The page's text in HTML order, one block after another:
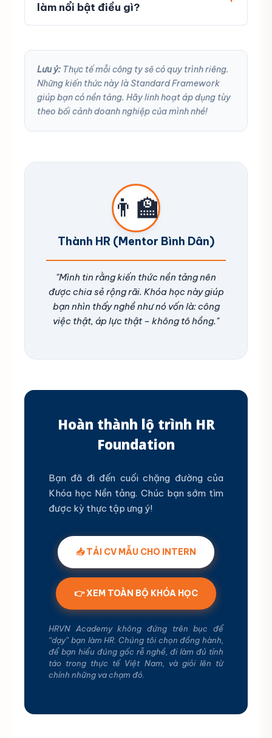
làm nổi bật điều gì?
Lưu ý: Thực tế mỗi công ty sẽ có quy trình riêng.
Những kiến thức này là Standard Framework
giúp bạn có nền tảng. Hãy linh hoạt áp dụng tùy
theo bối cảnh doanh nghiệp của mình nhé!
👨‍🏫
Thành HR (Mentor Bình Dân)
"Mình tin rằng kiến thức nền tảng nên
được chia sẻ rộng rãi. Khóa học này giúp
bạn nhìn thấy nghề như nó vốn là: công
việc thật, áp lực thật – không tô hồng."
Hoàn thành lộ trình HR
Foundation
Bạn đã đi đến cuối chặng đường của
Khóa học Nền tảng. Chúc bạn sớm tìm
được kỳ thực tập ưng ý!
📥 TẢI CV MẪU CHO INTERN
👉 XEM TOÀN BỘ KHÓA HỌC
HRVN Academy không đứng trên bục để
“dạy” bạn làm HR. Chúng tôi chọn đồng hành,
để bạn hiểu đúng gốc rễ nghề, đi làm đủ tỉnh
táo trong thực tế Việt Nam, và giỏi lên từ
chính những va chạm đó.